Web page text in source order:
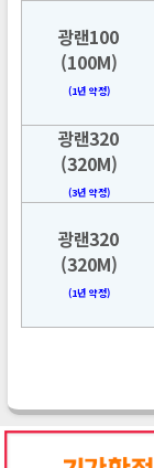
광랜100
(100M)
(1년 약정)
광랜320
(320M)
(3년 약정)
광랜320
(320M)
(1년 약정)